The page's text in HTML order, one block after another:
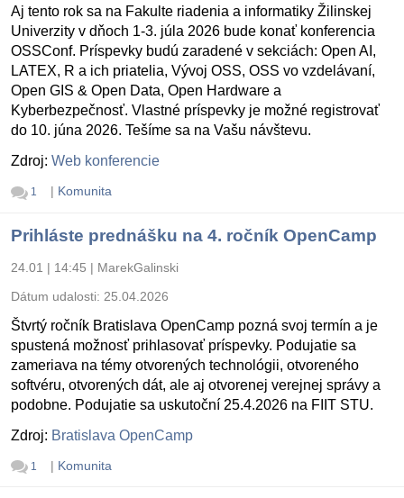
Aj tento rok sa na Fakulte riadenia a informatiky Žilinskej
Univerzity v dňoch 1-3. júla 2026 bude konať konferencia
OSSConf. Príspevky budú zaradené v sekciách: Open AI,
LATEX, R a ich priatelia, Vývoj OSS, OSS vo vzdelávaní,
Open GIS & Open Data, Open Hardware a
Kyberbezpečnosť. Vlastné príspevky je možné registrovať
do 10. júna 2026. Tešíme sa na Vašu návštevu.
Zdroj: Web konferencie
1 | Komunita
Prihláste prednášku na 4. ročník OpenCamp
24.01 | 14:45 | MarekGalinski
Dátum udalosti: 25.04.2026
Štvrtý ročník Bratislava OpenCamp pozná svoj termín a je
spustená možnosť prihlasovať príspevky. Podujatie sa
zameriava na témy otvorených technológii, otvoreného
softvéru, otvorených dát, ale aj otvorenej verejnej správy a
podobne. Podujatie sa uskutoční 25.4.2026 na FIIT STU.
Zdroj: Bratislava OpenCamp
1 | Komunita